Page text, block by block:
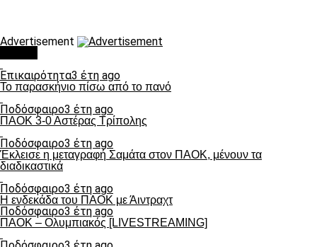
Advertisement
Επικαιρότητα3 έτη ago
Το παρασκήνιο πίσω από το πανό
Ποδόσφαιρο3 έτη ago
ΠΑΟΚ 3-0 Αστέρας Τρίπολης
Ποδόσφαιρο3 έτη ago
Έκλεισε η μεταγραφή Σαμάτα στον ΠΑΟΚ, μένουν τα
διαδικαστικά
Ποδόσφαιρο3 έτη ago
Η ενδεκάδα του ΠΑΟΚ με Άιντραχτ
Ποδόσφαιρο3 έτη ago
ΠΑΟΚ – Ολυμπιακός [LIVESTREAMING]